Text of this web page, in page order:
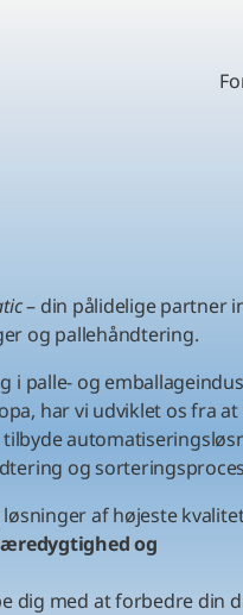
– din pålidelige partner
og pallehåndtering.
i palle- og
har vi udviklet os fra
og
af højeste
og
dig med at forbedre din